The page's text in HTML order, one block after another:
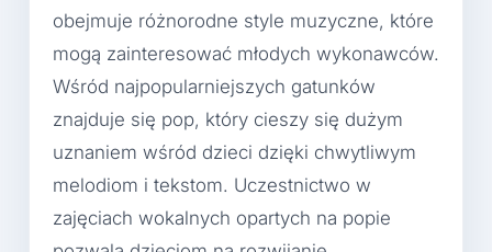
obejmuje różnorodne style muzyczne, które
mogą zainteresować młodych wykonawców.
Wśród najpopularniejszych gatunków
znajduje się pop, który cieszy się dużym
uznaniem wśród dzieci dzięki chwytliwym
melodiom i tekstom. Uczestnictwo w
zajęciach wokalnych opartych na popie